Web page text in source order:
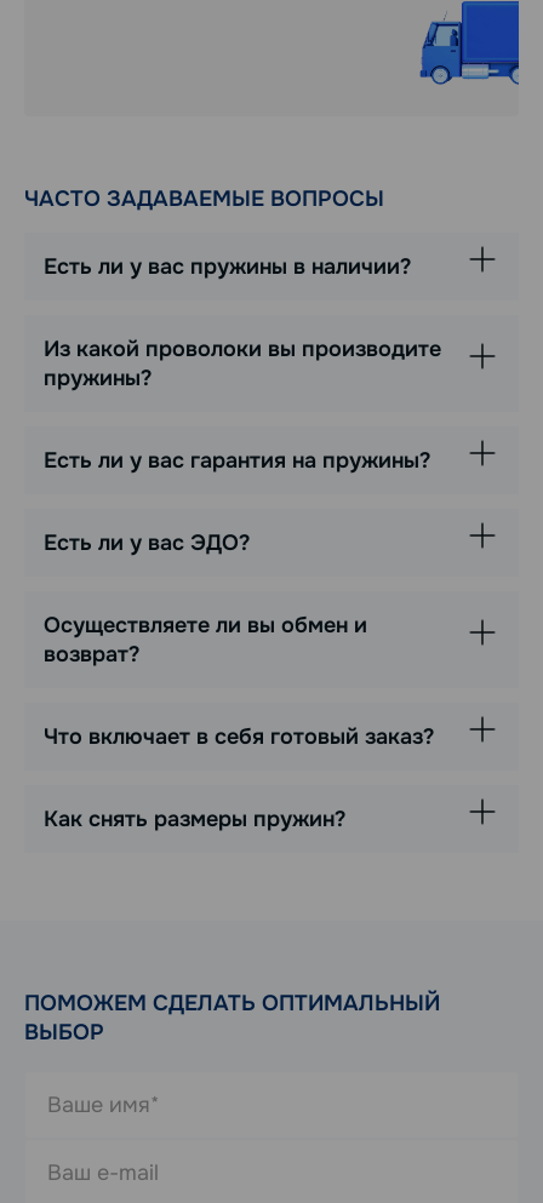
ЧАСТО ЗАДАВАЕМЫЕ ВОПРОСЫ
Есть ли у вас пружины в наличии?
Из какой проволоки вы производите
пружины?
Есть ли у вас гарантия на пружины?
Есть ли у вас ЭДО?
Осуществляете ли вы обмен и
возврат?
Что включает в себя готовый заказ?
Как снять размеры пружин?
ПОМОЖЕМ СДЕЛАТЬ ОПТИМАЛЬНЫЙ
ВЫБОР